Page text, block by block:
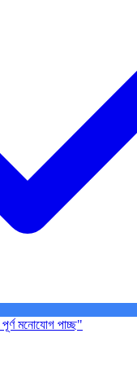
মনোযোগ পাচ্ছ"